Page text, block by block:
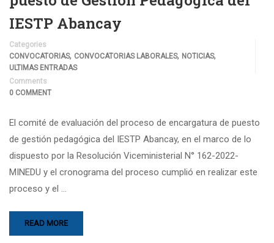
IESTP Abancay
Categories
CONVOCATORIAS, CONVOCATORIAS LABORALES, NOTICIAS,
ULTIMAS ENTRADAS
Comments
0 COMMENT
El comité de evaluación del proceso de encargatura de puesto
de gestión pedagógica del IESTP Abancay, en el marco de lo
dispuesto por la Resolución Viceministerial N° 162-2022-
MINEDU y el cronograma del proceso cumplió en realizar este
proceso y el …
READ MORE